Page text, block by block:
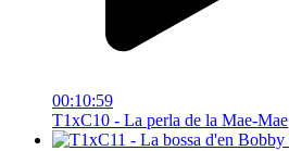
00:10:59
T1xC10 - La perla de la Mae-Mae